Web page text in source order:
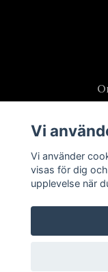
Vi
Vi använder
visas för dig
upplevelse när